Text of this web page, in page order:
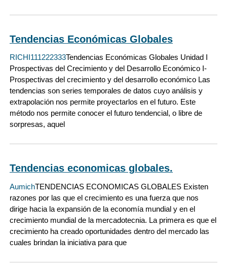
Tendencias Económicas Globales
RICHI111222333Tendencias Económicas Globales Unidad I
Prospectivas del Crecimiento y del Desarrollo Económico I-
Prospectivas del crecimiento y del desarrollo económico Las
tendencias son series temporales de datos cuyo análisis y
extrapolación nos permite proyectarlos en el futuro. Este
método nos permite conocer el futuro tendencial, o libre de
sorpresas, aquel
Tendencias economicas globales.
AumichTENDENCIAS ECONOMICAS GLOBALES Existen
razones por las que el crecimiento es una fuerza que nos
dirige hacia la expansión de la economía mundial y en el
crecimiento mundial de la mercadotecnia. La primera es que el
crecimiento ha creado oportunidades dentro del mercado las
cuales brindan la iniciativa para que